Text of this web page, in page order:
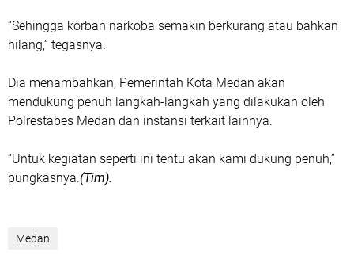
“Sehingga korban narkoba semakin berkurang atau bahkan
hilang,” tegasnya.
Dia menambahkan, Pemerintah Kota Medan akan
mendukung penuh langkah-langkah yang dilakukan oleh
Polrestabes Medan dan instansi terkait lainnya.
“Untuk kegiatan seperti ini tentu akan kami dukung penuh,”
pungkasnya.(Tim).
Medan